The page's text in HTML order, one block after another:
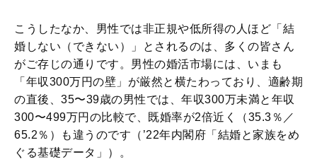
こうしたなか、男性では非正規や低所得の人ほど「結
婚しない（できない）」とされるのは、多くの皆さん
がご存じの通りです。男性の婚活市場には、いまも
「年収300万円の壁」が厳然と横たわっており、適齢期
の直後、35〜39歳の男性では、年収300万未満と年収
300〜499万円の比較で、既婚率が2倍近く（35.3％／
65.2％）も違うのです（’22年内閣府「結婚と家族をめ
ぐる基礎データ」）。